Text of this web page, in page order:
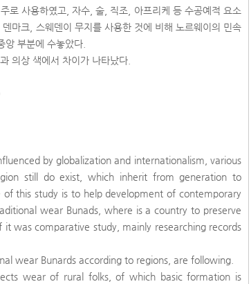
로 사용하였고, 자수, 술, 직조, 아프리케 등 수공예적 요소
마크, 스웨덴이 무지를 사용한 것에 비해 노르웨이의 민속
앙 부분에 수놓았다.
의상 색에서 차이가 나타났다.
by globalization and internationalism, various
still do exist, which inherit from generation to
this study is to help development of contemporary
wear Bunads, where is a country to preserve
was comparative study, mainly researching records
wear Bunards according to regions, are following.
wear of rural folks, of which basic formation is